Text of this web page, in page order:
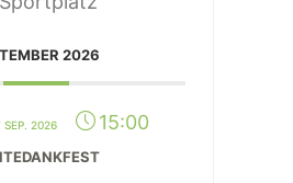
2026
SEP. 2026 15:00